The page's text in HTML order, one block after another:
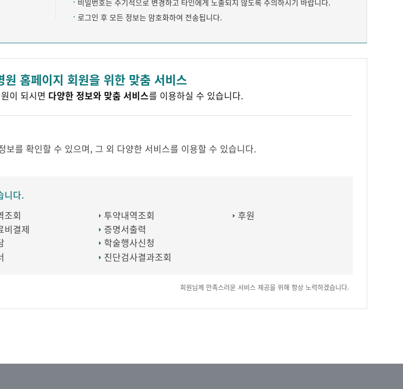
비밀번호는 주기적으로 변경하고 타인에게 노출되지 않도록 주의하시기 바랍니다.
로그인 후 모든 정보는 암호화하여 전송됩니다.
원 홈페이지 회원을 위한 맞춤 서비스
이 되시면 다양한 정보와 맞춤 서비스를 이용하실 수 있습니다.
를 확인할 수 있으며, 그 외 다양한 서비스를 이용할 수 있습니다.
니다.
조회
비결제
투약내역조회
증명서출력
학술행사신청
진단검사결과조회
후원
회원님께 만족스러운 서비스 제공을 위해 항상 노력하겠습니다.